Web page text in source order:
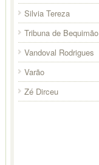
Silvia Tereza
Tribuna de Bequimão
Vandoval Rodrigues
Varão
Zé Dirceu